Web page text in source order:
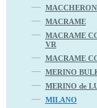
MACRAME
MACRAME
VR
MACRAME
MERINO
MERINO de
MILANO